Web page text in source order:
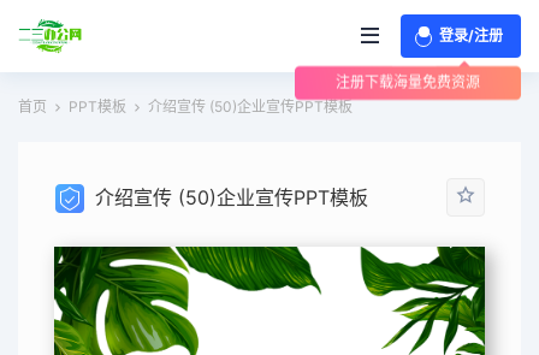
登录/注册
注册下载海量免费资源
首页
PPT模板 介绍宣传 (50)企业宣传PPT模板
介绍宣传 (50)企业宣传PPT模板